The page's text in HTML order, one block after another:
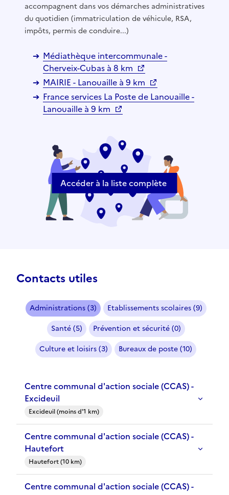
accompagnent dans vos démarches administratives
du quotidien (immatriculation de véhicule, RSA,
impôts, permis de conduire...)
Médiathèque intercommunale -
Cherveix-Cubas à 8 km
MAIRIE - Lanouaille à 9 km
France services La Poste de Lanouaille -
Lanouaille à 9 km
Accéder à la liste complète
Contacts utiles
Administrations (3)
Etablissements scolaires (9)
Santé (5)
Prévention et sécurité (0)
Culture et loisirs (3)
Bureaux de poste (10)
Centre communal d'action sociale (CCAS) -
Excideuil
Excideuil (moins d'1 km)
Centre communal d'action sociale (CCAS) -
Hautefort
Hautefort (10 km)
Centre communal d'action sociale (CCAS) -